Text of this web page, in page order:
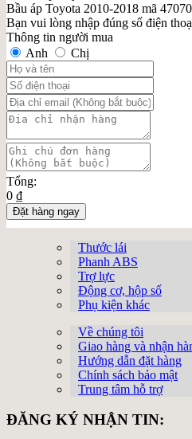
Bầu áp Toyota 2010-2018 mã
Bạn vui lòng nhập đúng số điện
Thông tin người mua
Anh
Chị
Tổng:
0 ₫
Đặt hàng ngay
Thước lái
Phanh ABS
Trợ lực
Động cơ, hộp số
Phụ kiện khác
Về chúng tôi
Giao hàng và nhận
Hướng dẫn đặt hàng
Chính sách bảo mật
Trung tâm hỗ trợ
ĐĂNG KÝ NHẬN TIN: